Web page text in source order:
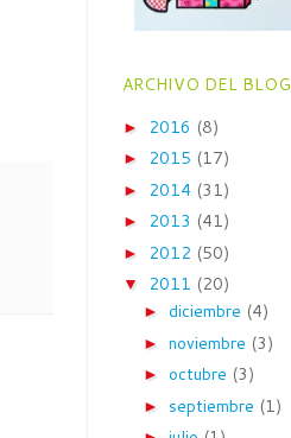
ARCHIVO DEL BLOG
► 2016 (8)
► 2015 (17)
► 2014 (31)
► 2013 (41)
► 2012 (50)
▼ 2011 (20)
► diciembre (4)
► noviembre (3)
► octubre (3)
► septiembre (1)